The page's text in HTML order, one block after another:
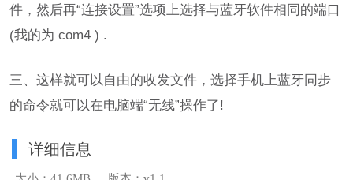
件，然后再“连接设置”选项上选择与蓝牙软件相同的端口
(我的为 com4 ) .
三、这样就可以自由的收发文件，选择手机上蓝牙同步
的命令就可以在电脑端“无线”操作了!
详细信息